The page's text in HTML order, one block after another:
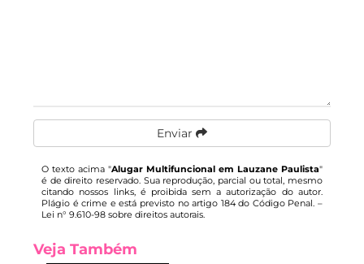
Enviar
O texto acima "Alugar Multifuncional em Lauzane Paulista"
é de direito reservado. Sua reprodução, parcial ou total, mesmo
citando nossos links, é proibida sem a autorização do autor.
Plágio é crime e está previsto no artigo 184 do Código Penal. –
Lei n° 9.610-98 sobre direitos autorais.
Veja Também